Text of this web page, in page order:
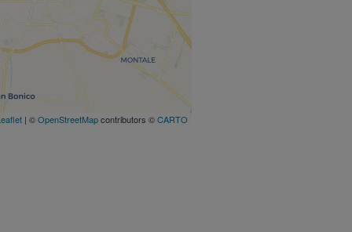
| ©OpenStreetMapcontributors ©CARTO